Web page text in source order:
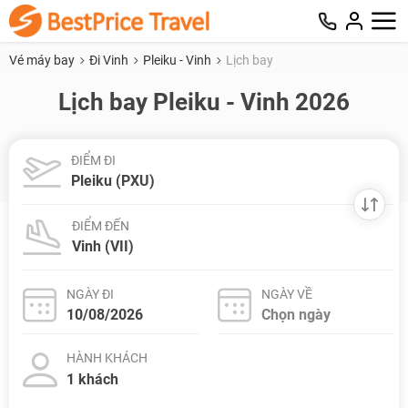
Vé máy bay Đi Vinh Pleiku - Vinh Lịch bay
Lịch bay Pleiku - Vinh 2026
ĐIỂM ĐI
ĐIỂM ĐẾN
NGÀY ĐI NGÀY VỀ
HÀNH KHÁCH